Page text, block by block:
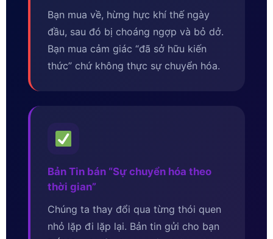
Bạn mua về, hừng hực khí thế ngày
đầu, sau đó bị choáng ngợp và bỏ dở.
Bạn mua cảm giác “đã sở hữu kiến
thức” chứ không thực sự chuyển hóa.
Bản Tin bán “Sự chuyển hóa theo
thời gian”
Chúng ta thay đổi qua từng thói quen
nhỏ lặp đi lặp lại. Bản tin gửi cho bạn